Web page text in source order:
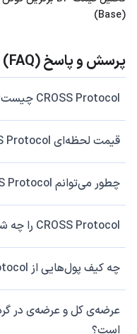
(Base)
پرسش و پاسخ (FAQ)
CROSS Protocol چیست؟
قیمت لحظه‌ای CROSS Protocol را از کجا چک کنم؟
چطور می‌توانم CROSS Protocol بخرم یا بفروشم؟
CROSS Protocol را چه شبکه‌هایی پشتیبانی می‌کند؟
چه کیف پول‌هایی از CROSS Protocol پشتیبانی می‌کنند؟
است؟